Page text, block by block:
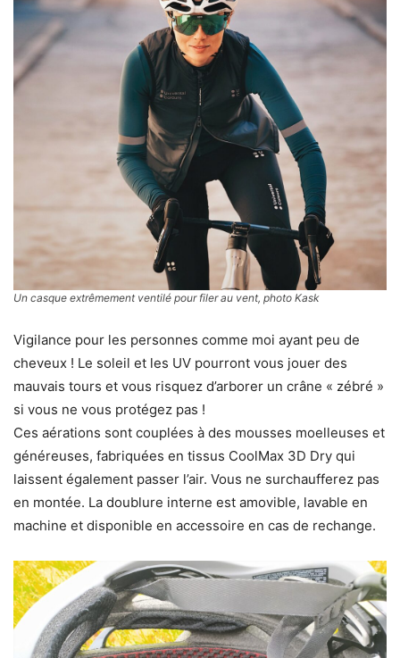
Un casque extrêmement ventilé pour filer au vent, photo Kask
Vigilance pour les personnes comme moi ayant peu de
cheveux ! Le soleil et les UV pourront vous jouer des
mauvais tours et vous risquez d’arborer un crâne « zébré »
si vous ne vous protégez pas !
Ces aérations sont couplées à des mousses moelleuses et
généreuses, fabriquées en tissus CoolMax 3D Dry qui
laissent également passer l’air. Vous ne surchaufferez pas
en montée. La doublure interne est amovible, lavable en
machine et disponible en accessoire en cas de rechange.